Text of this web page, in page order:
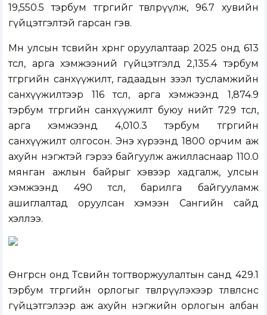
19,550.5 тэрбум төгрөгийг төвлөрүүлж, 96.7 хувийн
гүйцэтгэлтэй гарсан гэв.
Мөн улсын төсвийн хөрөнгө оруулалтаар 2025 онд 613
төсөл, арга хэмжээний гүйцэтгэлд 2,135.4 тэрбум
төгрөгийн санхүүжилт, гадаадын зээл тусламжийн
санхүүжилтээр 116 төсөл, арга хэмжээнд 1,874.9
тэрбум төгрөгийн санхүүжилт буюу нийт 729 төсөл,
арга хэмжээнд 4,010.3 тэрбум төгрөгийн
санхүүжилт олгосон. Энэ хүрээнд 1800 орчим аж
ахуйн нэгжтэй гэрээ байгуулж ажилласнаар 110.0
мянган ажлын байрыг хэвээр хадгалж, улсын
хэмжээнд 490 төсөл, барилга байгууламж
ашиглалтад оруулсан хэмээн Сангийн сайд
хэллээ.
Өнгөрсөн онд Төсвийн тогтворжуулалтын санд 429.1
тэрбум төгрөгийн орлогыг төвлөрүүлэхээр төлөвлөснөөс
гүйцэтгэлээр аж ахуйн нэгжийн орлогын албан